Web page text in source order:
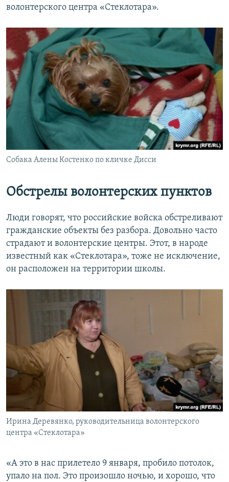
волонтерского центра «Стеклотара».
Собака Алены Костенко по кличке Дисси
Обстрелы волонтерских пунктов
Люди говорят, что российские войска обстреливают
гражданские объекты без разбора. Довольно часто
страдают и волонтерские центры. Этот, в народе
известный как «Стеклотара», тоже не исключение,
он расположен на территории школы.
Ирина Деревянко, руководительница волонтерского
центра «Стеклотара»
«А это в нас прилетело 9 января, пробило потолок,
упало на пол. Это произошло ночью, и хорошо, что